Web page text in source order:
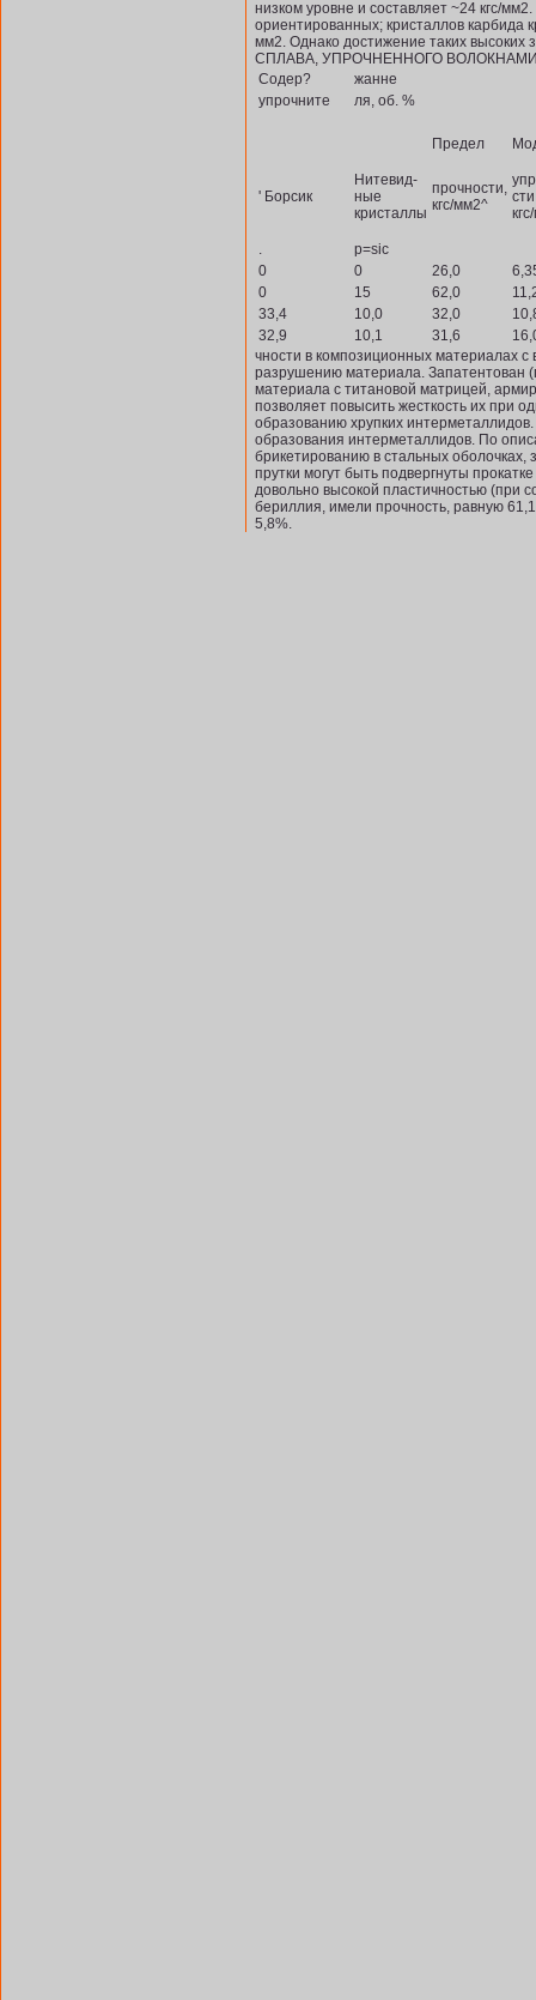
низком уровне и составляет ~24 кгс/
ориентированных; кристаллов карбида
мм2. Однако достижение таких
СПЛАВА, УПРОЧНЕННОГО
Содер?
жанне
упрочните
ля, об. %
Предел
' Борсик
Нитевид­
ные
кристаллы
прочности,
кгс/мм2^
.
p=sic
0
0 26,0
0
15 62,0
33,4
10,0 32,0
32,9
10,1 31,6
чности в композиционных материалах
разрушению материала.
мате­риала с титановой матрицей,
позволяет повысить жесткость их при
образованию хрупких
образования интерметаллидов. По
брикетированию в сталь­ных оболочках,
прутки могут быть подвергнуты
довольно высокой пластичностью (при
бериллия, имели прочность, равную
5,8%.